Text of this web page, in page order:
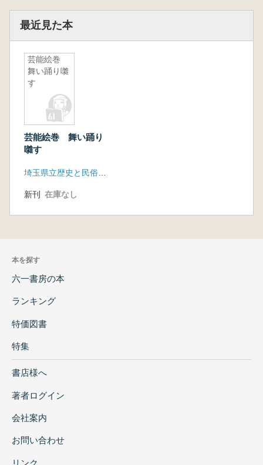
最近見た本
芸能絵巻
舞い踊り囃
す
芸能絵巻 舞い踊り
囃す
埼玉県立歴史と民俗の博物館
新刊 在庫なし
本を探す
六一書房の本
ランキング
特価図書
特集
書店様へ
著者ログイン
会社案内
お問い合わせ
リンク